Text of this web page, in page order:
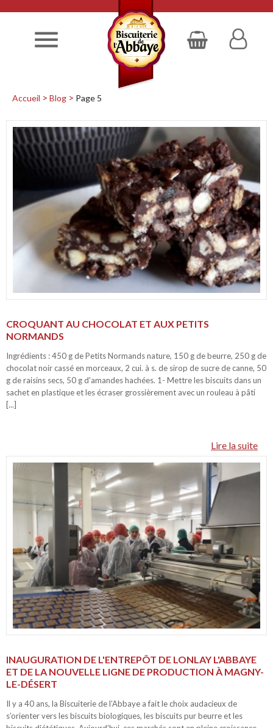

Accueil Blog Page 5
CROQUANT AU CHOCOLAT ET AUX PETITS
NORMANDS
Ingrédients : 450 g de Petits Normands nature, 150 g de beurre, 250 g de
chocolat noir cassé en morceaux, 2 cui. à s. de sirop de sucre de canne, 50
g de raisins secs, 50 g d'amandes hachées. 1- Mettre les biscuits dans un
sachet en plastique et les écraser grossièrement avec un rouleau à pâti
[...]
Lire la suite
INAUGURATION DE L'ENTREPÔT DE LONLAY L'ABBAYE
ET DE LA NOUVELLE LIGNE DE PRODUCTION À MAGNY-
LE-DÉSERT
Il y a 40 ans, la Biscuiterie de l’Abbaye a fait le choix audacieux de
s’orienter vers les biscuits biologiques, les biscuits pur beurre et les